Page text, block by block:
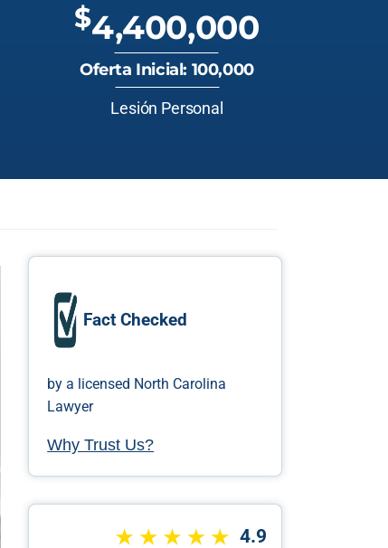
$4,400,000
Oferta Inicial: 100,000
Lesión Personal
Fact Checked
by a licensed North Carolina
Lawyer
Why Trust Us?
4.9